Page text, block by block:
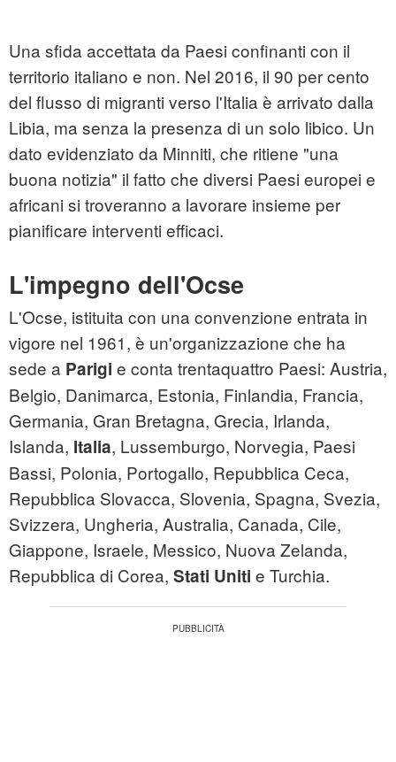
Una sfida accettata da Paesi confinanti con il
territorio italiano e non. Nel 2016, il 90 per cento
del flusso di migranti verso l'Italia è arrivato dalla
Libia, ma senza la presenza di un solo libico. Un
dato evidenziato da Minniti, che ritiene "una
buona notizia" il fatto che diversi Paesi europei e
africani si troveranno a lavorare insieme per
pianificare interventi efficaci.
L'impegno dell'Ocse
L'Ocse, istituita con una convenzione entrata in
vigore nel 1961, è un'organizzazione che ha
sede a Parigi e conta trentaquattro Paesi: Austria,
Belgio, Danimarca, Estonia, Finlandia, Francia,
Germania, Gran Bretagna, Grecia, Irlanda,
Islanda, Italia, Lussemburgo, Norvegia, Paesi
Bassi, Polonia, Portogallo, Repubblica Ceca,
Repubblica Slovacca, Slovenia, Spagna, Svezia,
Svizzera, Ungheria, Australia, Canada, Cile,
Giappone, Israele, Messico, Nuova Zelanda,
Repubblica di Corea, Stati Uniti e Turchia.